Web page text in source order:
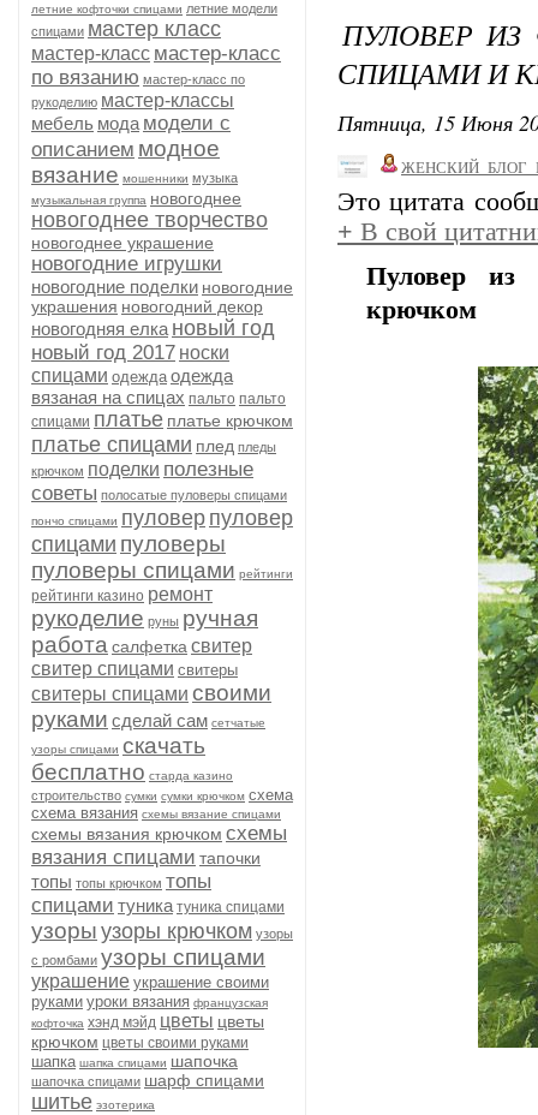
летние кофточки спицами летние модели
спицами мастер класс
мастер-класс мастер-класс
по вязанию мастер-класс по
рукоделию мастер-классы
мебель мода модели с
описанием модное
вязание мошенники музыка
музыкальная группа новогоднее
новогоднее творчество
новогоднее украшение
новогодние игрушки
новогодние поделки новогодние
украшения новогодний декор
новогодняя елка новый год
новый год 2017 носки
спицами одежда одежда
вязаная на спицах пальто пальто
спицами платье платье крючком
платье спицами плед пледы
крючком поделки полезные
советы полосатые пуловеры спицами
пончо спицами пуловер пуловер
спицами пуловеры
пуловеры спицами рейтинги
рейтинги казино ремонт
рукоделие руны ручная
работа салфетка свитер
свитер спицами свитеры
свитеры спицами своими
руками сделай сам сетчатые
узоры спицами скачать
бесплатно старда казино
строительство сумки сумки крючком схема
схема вязания схемы вязание спицами
схемы вязания крючком схемы
вязания спицами тапочки
топы топы крючком топы
спицами туника туника спицами
узоры узоры крючком узоры
с ромбами узоры спицами
украшение украшение своими
руками уроки вязания французская
кофточка хэнд мэйд цветы цветы
крючком цветы своими руками
шапка шапка спицами шапочка
шапочка спицами шарф спицами
шитье эзотерика
ПУЛОВЕР
СПИЦАМИ И
Пятница, 15 Июня
Это цитата
+ В свой
Пуловер из
крючком